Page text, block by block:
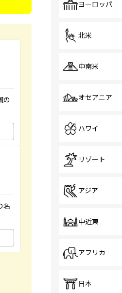
の
名
ヨーロッパ
北米
中南米
オセアニア
ハワイ
リゾート
アジア
中近東
アフリカ
日本